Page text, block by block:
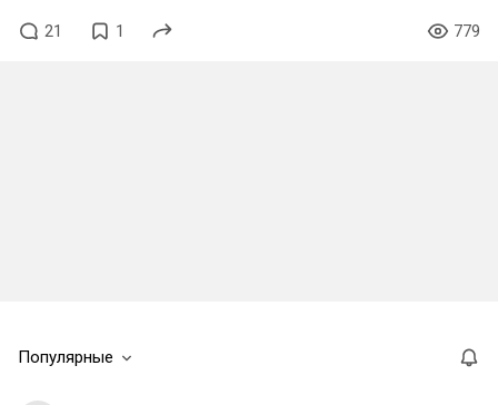
21 1 779
Популярные